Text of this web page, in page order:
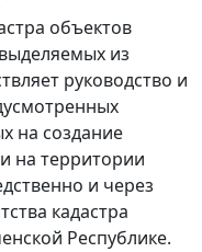
объектов
из
руководство и
на создание
на территории
и через
кадастра
Республике.